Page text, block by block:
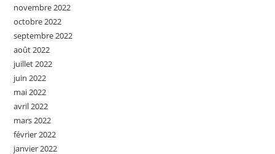
novembre 2022
octobre 2022
septembre 2022
août 2022
juillet 2022
juin 2022
mai 2022
avril 2022
mars 2022
février 2022
janvier 2022